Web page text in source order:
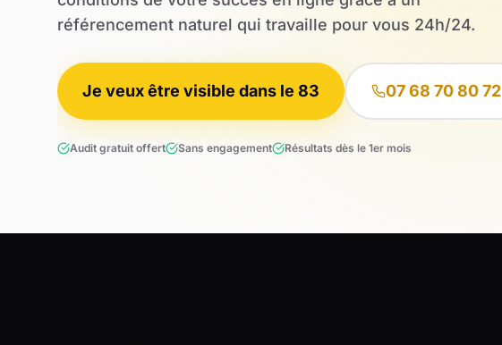
référencement naturel qui travaille pour vous 24h/24.
Je veux être visible dans le 83 07 68 70 80 72
Audit gratuit offert Sans engagement Résultats dès le 1er mois